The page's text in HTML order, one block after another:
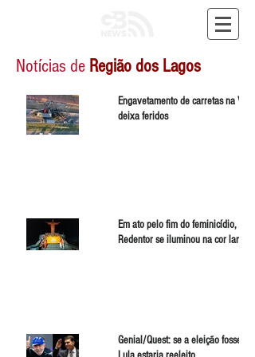
Notícias de Região dos Lagos
Engavetamento de carretas na Via
deixa feridos
Em ato pelo fim do feminicídio, Cristo
Redentor se iluminou na cor laranja
Genial/Quest: se a eleição fosse hoje